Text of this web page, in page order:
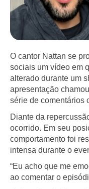
O cantor Nattan se
sociais um vídeo em
alterado durante um
apresentação
série de comentários
Diante da
ocorrido. Em seu
comportamento foi
intensa durante o
“Eu acho que me
ao comentar o